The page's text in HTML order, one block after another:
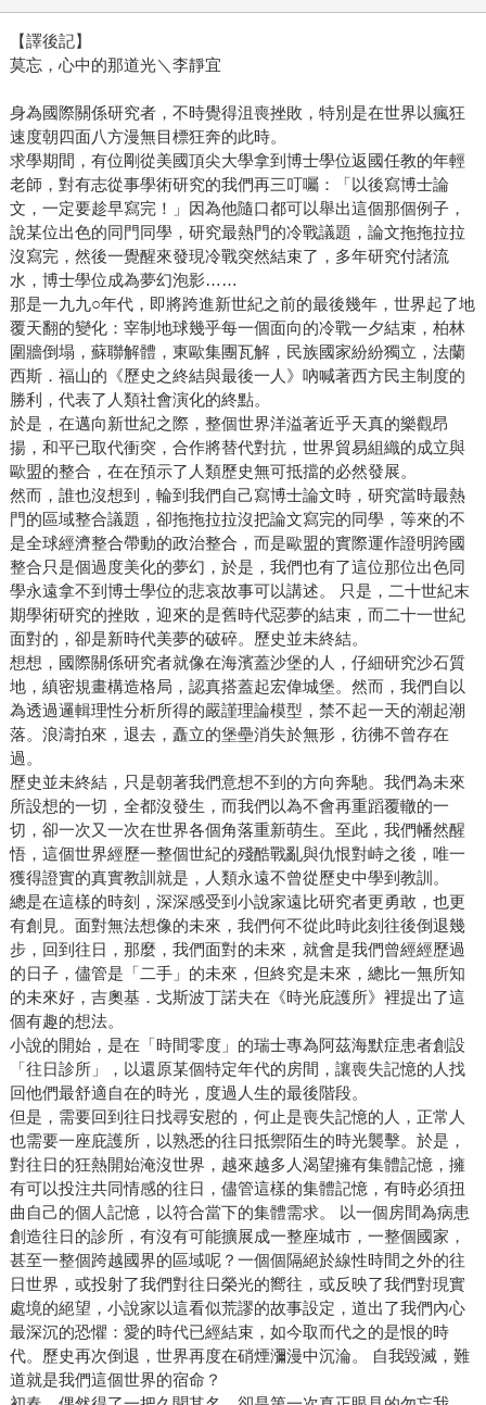
【譯後記】
莫忘，心中的那道光＼李靜宜
身為國際關係研究者，不時覺得沮喪挫敗，特別是在世界以瘋狂
速度朝四面八方漫無目標狂奔的此時。
求學期間，有位剛從美國頂尖大學拿到博士學位返國任教的年輕
老師，對有志從事學術研究的我們再三叮囑：「以後寫博士論
文，一定要趁早寫完！」因為他隨口都可以舉出這個那個例子，
說某位出色的同門同學，研究最熱門的冷戰議題，論文拖拖拉拉
沒寫完，然後一覺醒來發現冷戰突然結束了，多年研究付諸流
水，博士學位成為夢幻泡影……
那是一九九○年代，即將跨進新世紀之前的最後幾年，世界起了地
覆天翻的變化：宰制地球幾乎每一個面向的冷戰一夕結束，柏林
圍牆倒塌，蘇聯解體，東歐集團瓦解，民族國家紛紛獨立，法蘭
西斯．福山的《歷史之終結與最後一人》吶喊著西方民主制度的
勝利，代表了人類社會演化的終點。
於是，在邁向新世紀之際，整個世界洋溢著近乎天真的樂觀昂
揚，和平已取代衝突，合作將替代對抗，世界貿易組織的成立與
歐盟的整合，在在預示了人類歷史無可抵擋的必然發展。
然而，誰也沒想到，輪到我們自己寫博士論文時，研究當時最熱
門的區域整合議題，卻拖拖拉拉沒把論文寫完的同學，等來的不
是全球經濟整合帶動的政治整合，而是歐盟的實際運作證明跨國
整合只是個過度美化的夢幻，於是，我們也有了這位那位出色同
學永遠拿不到博士學位的悲哀故事可以講述。 只是，二十世紀末
期學術研究的挫敗，迎來的是舊時代惡夢的結束，而二十一世紀
面對的，卻是新時代美夢的破碎。歷史並未終結。
想想，國際關係研究者就像在海濱蓋沙堡的人，仔細研究沙石質
地，縝密規畫構造格局，認真搭蓋起宏偉城堡。然而，我們自以
為透過邏輯理性分析所得的嚴謹理論模型，禁不起一天的潮起潮
落。浪濤拍來，退去，矗立的堡壘消失於無形，彷彿不曾存在
過。
歷史並未終結，只是朝著我們意想不到的方向奔馳。我們為未來
所設想的一切，全都沒發生，而我們以為不會再重蹈覆轍的一
切，卻一次又一次在世界各個角落重新萌生。至此，我們幡然醒
悟，這個世界經歷一整個世紀的殘酷戰亂與仇恨對峙之後，唯一
獲得證實的真實教訓就是，人類永遠不曾從歷史中學到教訓。
總是在這樣的時刻，深深感受到小說家遠比研究者更勇敢，也更
有創見。面對無法想像的未來，我們何不從此時此刻往後倒退幾
步，回到往日，那麼，我們面對的未來，就會是我們曾經經歷過
的日子，儘管是「二手」的未來，但終究是未來，總比一無所知
的未來好，吉奧基．戈斯波丁諾夫在《時光庇護所》裡提出了這
個有趣的想法。
小說的開始，是在「時間零度」的瑞士專為阿茲海默症患者創設
「往日診所」，以還原某個特定年代的房間，讓喪失記憶的人找
回他們最舒適自在的時光，度過人生的最後階段。
但是，需要回到往日找尋安慰的，何止是喪失記憶的人，正常人
也需要一座庇護所，以熟悉的往日抵禦陌生的時光襲擊。於是，
對往日的狂熱開始淹沒世界，越來越多人渴望擁有集體記憶，擁
有可以投注共同情感的往日，儘管這樣的集體記憶，有時必須扭
曲自己的個人記憶，以符合當下的集體需求。 以一個房間為病患
創造往日的診所，有沒有可能擴展成一整座城市，一整個國家，
甚至一整個跨越國界的區域呢？一個個隔絕於線性時間之外的往
日世界，或投射了我們對往日榮光的嚮往，或反映了我們對現實
處境的絕望，小說家以這看似荒謬的故事設定，道出了我們內心
最深沉的恐懼：愛的時代已經結束，如今取而代之的是恨的時
代。歷史再次倒退，世界再度在硝煙瀰漫中沉淪。 自我毀滅，難
道就是我們這個世界的宿命？